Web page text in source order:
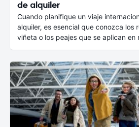
de alquiler
Cuando planifique un viaje
alquiler, es esencial que conozca los
viñeta o los peajes que se aplican en